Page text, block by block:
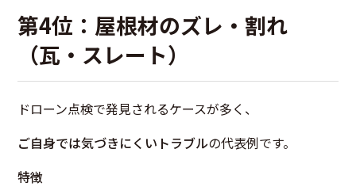
第4位：屋根材のズレ・割れ
（瓦・スレート）
ドローン点検で発見されるケースが多く、
ご自身では気づきにくいトラブルの代表例です。
特徴